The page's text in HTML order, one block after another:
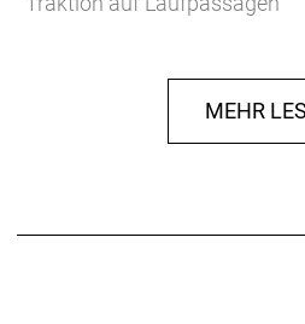
Strapazen im Gelände
- Verstärkte ZehenboxMEHR